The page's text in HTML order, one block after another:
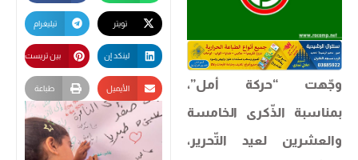
وجّهت “​حركة أمل​”،
بمناسبة الذّكرى الخامسة
والعشرين لعيد التّحرير،
تيليغرام
لينكد إن بين تريست
الأيميل طباعة